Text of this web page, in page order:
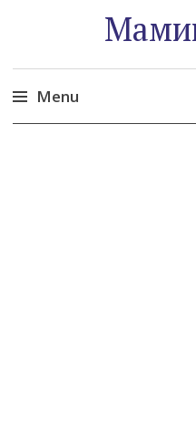
Menu